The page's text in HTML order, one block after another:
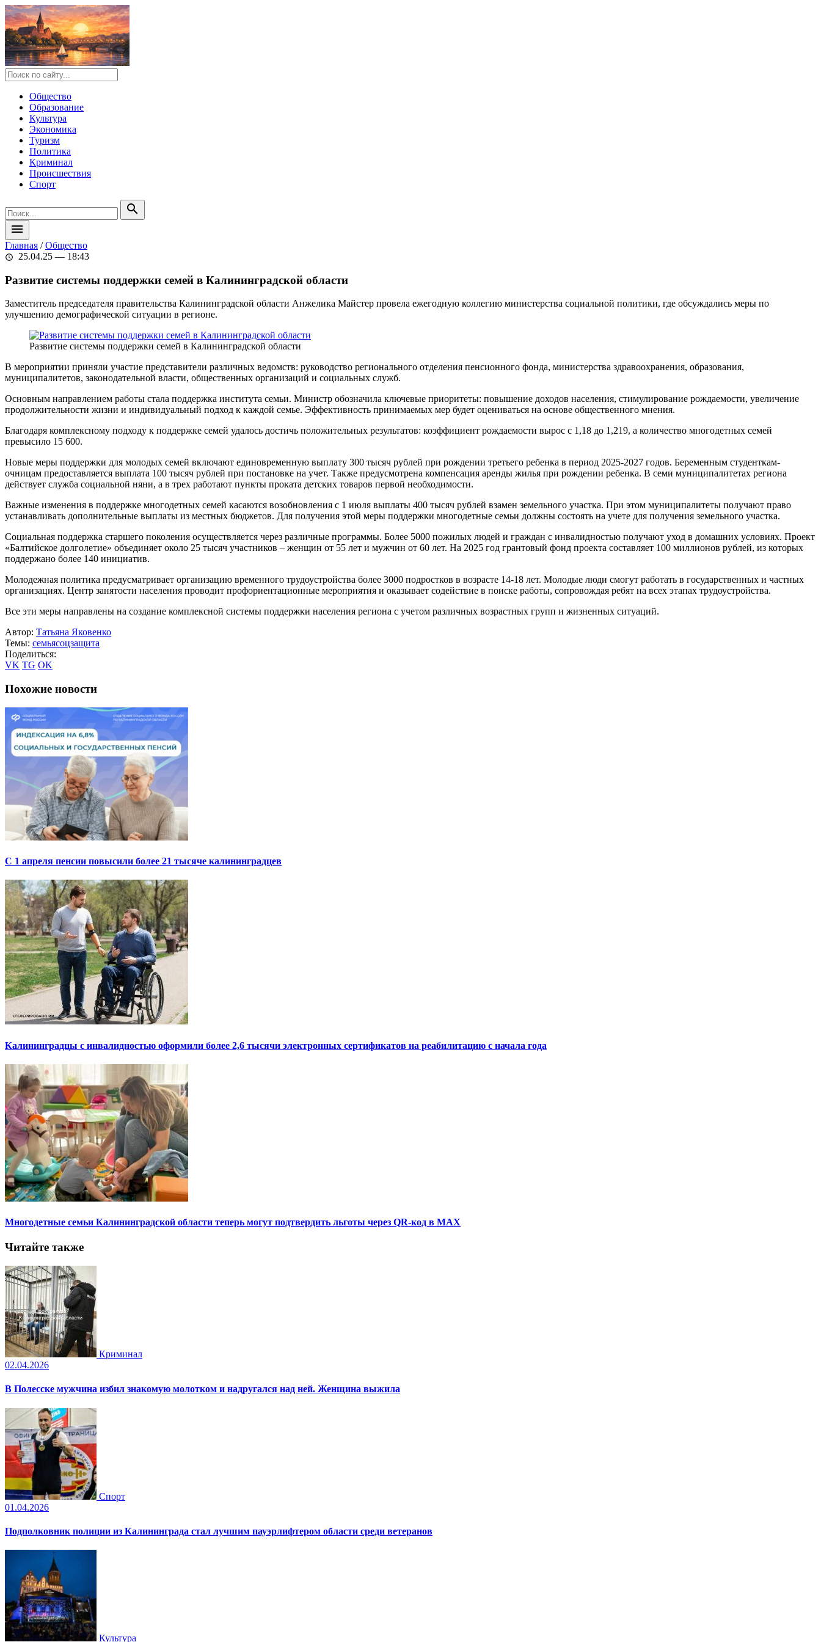
Общество
Образование
Культура
Экономика
Туризм
Политика
Криминал
Происшествия
Спорт
search
menu
Главная /Общество
schedule 25.04.25 — 18:43
Развитие системы поддержки семей в Калининградской области
Заместитель председателя правительства Калининградской области Анжелика Майстер провела ежегодную коллегию министерства социальной политики, где обсуждались меры по
улучшению демографической ситуации в регионе.
Развитие системы поддержки семей в Калининградской области
В мероприятии приняли участие представители различных ведомств: руководство регионального отделения пенсионного фонда, министерства здравоохранения, образования,
муниципалитетов, законодательной власти, общественных организаций и социальных служб.
Основным направлением работы стала поддержка института семьи. Министр обозначила ключевые приоритеты: повышение доходов населения, стимулирование рождаемости, увеличение
продолжительности жизни и индивидуальный подход к каждой семье. Эффективность принимаемых мер будет оцениваться на основе общественного мнения.
Благодаря комплексному подходу к поддержке семей удалось достичь положительных результатов: коэффициент рождаемости вырос с 1,18 до 1,219, а количество многодетных семей
превысило 15 600.
Новые меры поддержки для молодых семей включают единовременную выплату 300 тысяч рублей при рождении третьего ребенка в период 2025-2027 годов. Беременным студенткам-
очницам предоставляется выплата 100 тысяч рублей при постановке на учет. Также предусмотрена компенсация аренды жилья при рождении ребенка. В семи муниципалитетах региона
действует служба социальной няни, а в трех работают пункты проката детских товаров первой необходимости.
Важные изменения в поддержке многодетных семей касаются возобновления с 1 июля выплаты 400 тысяч рублей взамен земельного участка. При этом муниципалитеты получают право
устанавливать дополнительные выплаты из местных бюджетов. Для получения этой меры поддержки многодетные семьи должны состоять на учете для получения земельного участка.
Социальная поддержка старшего поколения осуществляется через различные программы. Более 5000 пожилых людей и граждан с инвалидностью получают уход в домашних условиях. Проект
«Балтийское долголетие» объединяет около 25 тысяч участников – женщин от 55 лет и мужчин от 60 лет. На 2025 год грантовый фонд проекта составляет 100 миллионов рублей, из которых
поддержано более 140 инициатив.
Молодежная политика предусматривает организацию временного трудоустройства более 3000 подростков в возрасте 14-18 лет. Молодые люди смогут работать в государственных и частных
организациях. Центр занятости населения проводит профориентационные мероприятия и оказывает содействие в поиске работы, сопровождая ребят на всех этапах трудоустройства.
Все эти меры направлены на создание комплексной системы поддержки населения региона с учетом различных возрастных групп и жизненных ситуаций.
Автор: Татьяна Яковенко
Темы: семьясоцзащита
Поделиться:
VK TG OK
Похожие новости
С 1 апреля пенсии повысили более 21 тысяче калининградцев
Калининградцы с инвалидностью оформили более 2,6 тысячи электронных сертификатов на реабилитацию с начала года
Многодетные семьи Калининградской области теперь могут подтвердить льготы через QR-код в MAX
Читайте также
Криминал
02.04.2026
В Полесске мужчина избил знакомую молотком и надругался над ней. Женщина выжила
Спорт
01.04.2026
Подполковник полиции из Калининграда стал лучшим пауэрлифтером области среди ветеранов
Культура